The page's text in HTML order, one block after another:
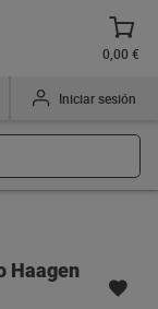
0,00 €
Iniciar sesión
Haagen